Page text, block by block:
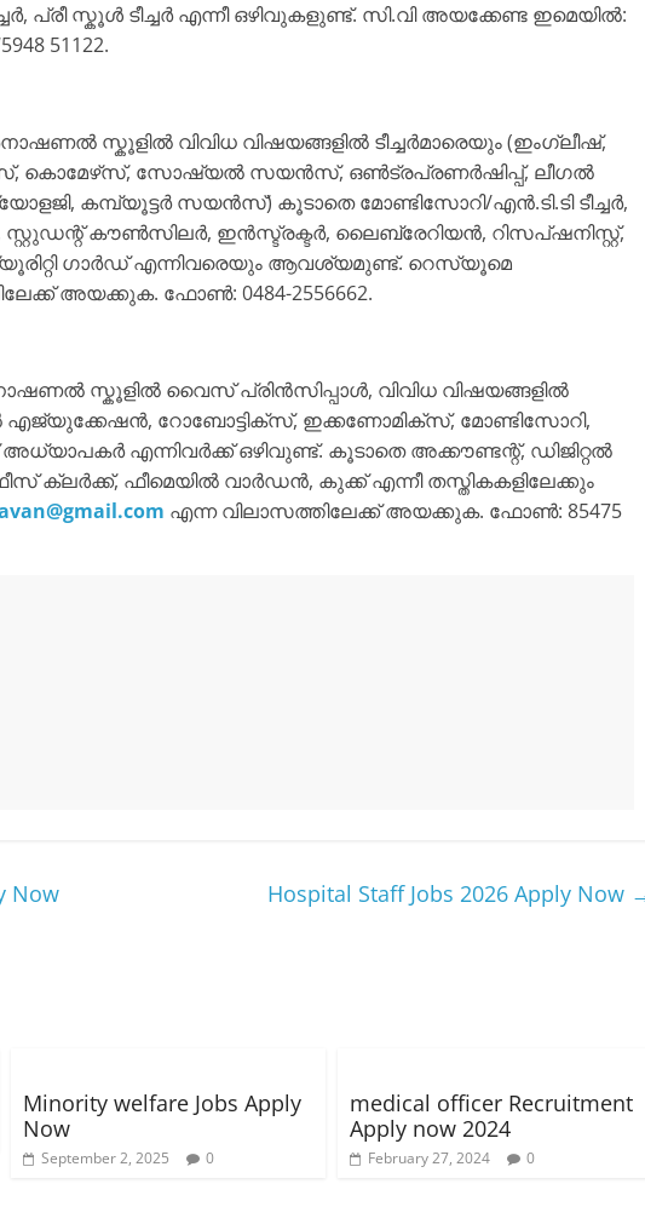
പ്രീ സ്കൂൾ ടീച്ചർ എന്നീ ഒഴിവുകളുണ്ട്. സി.വി അയക്കേണ്ട ഇമെയിൽ:
51122.
സ്കൂളിൽ വിവിധ വിഷയങ്ങളിൽ ടീച്ചർമാരെയും (ഇംഗ്ലീഷ്,
കൊമേഴ്‌സ്, സോഷ്യൽ സയൻസ്, ഒൺട്രപ്രണർഷിപ്പ്, ലീഗൽ
കമ്പ്യൂട്ടർ സയൻസ്) കൂടാതെ മോണ്ടിസോറി/എൻ.ടി.ടി ടീച്ചർ,
കൗൺസിലർ, ഇൻസ്ട്രക്ടർ, ലൈബ്രേറിയൻ, റിസപ്ഷനിസ്റ്റ്,
ഗാർഡ് എന്നിവരെയും ആവശ്യമുണ്ട്. റെസ്യൂമെ
അയക്കുക. ഫോൺ: 0484-2556662.
സ്കൂളിൽ വൈസ് പ്രിൻസിപ്പാൾ, വിവിധ വിഷയങ്ങളിൽ
എജ്യുക്കേഷൻ, റോബോട്ടിക്‌സ്, ഇക്കണോമിക്‌സ്, മോണ്ടിസോറി,
എന്നിവർക്ക് ഒഴിവുണ്ട്. കൂടാതെ അക്കൗണ്ടന്റ്, ഡിജിറ്റൽ
ക്ലർക്ക്, ഫീമെയിൽ വാർഡൻ, കുക്ക് എന്നീ തസ്തികകളിലേക്കും
എന്ന വിലാസത്തിലേക്ക് അയക്കുക. ഫോൺ: 85475
Now Hospital Staff Jobs 2026 Apply Now
Minority welfare Jobs Apply
Now
September 2, 2025 0
medical officer Recruitment
Apply now 2024
February 27, 2024 0